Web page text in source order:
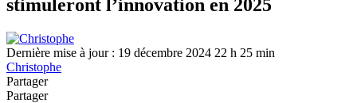
stimuleront l’innovation en 2025
Dernière mise à jour : 19 décembre 2024 22 h 25 min
Christophe
Partager
Partager